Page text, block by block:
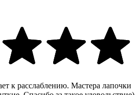
к расслаблению. Мастера лапочки